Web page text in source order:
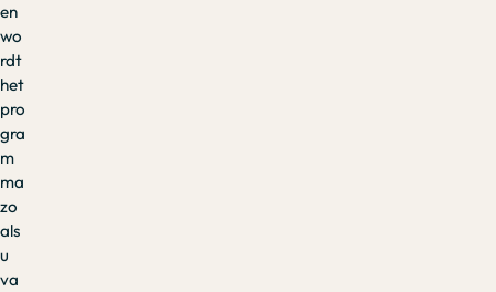
en
wo
rdt
het
pro
gra
m
ma
zo
als
u
va